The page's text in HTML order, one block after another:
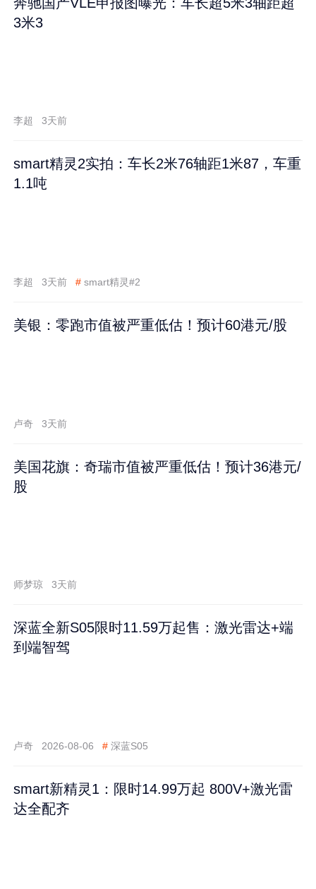
3米3
李超 3天前
smart精灵2实拍：车长2米76轴距1米87，车重
1.1吨
李超 3天前 # smart精灵#2
美银：零跑市值被严重低估！预计60港元/股
卢奇 3天前
美国花旗：奇瑞市值被严重低估！预计36港元/
股
师梦琼 3天前
深蓝全新S05限时11.59万起售：激光雷达+端
到端智驾
卢奇 2026-08-06 # 深蓝S05
smart新精灵1：限时14.99万起 800V+激光雷
达全配齐